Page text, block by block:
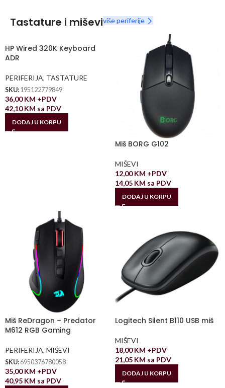
Tastature i miševiviše periferije
HP Wired 320K Keyboard
ADR
PERIFERIJA, TASTATURE
SKU: 195122779849
36,00KM +PDV
42,10KM sa PDV
DODAJ U KORPU
Miš BORG G102
MIŠEVI
12,00KM +PDV
14,05 KM sa PDV
DODAJ U KORPU
Miš ReDragon – Predator
M612 RGB Gaming
PERIFERIJA, MIŠEVI
SKU: 6950376780058
35,00KM +PDV
40,95 KM sa PDV
Logitech Silent B110 USB miš
MIŠEVI
18,00KM +PDV
21,05 KM sa PDV
DODAJ U KORPU